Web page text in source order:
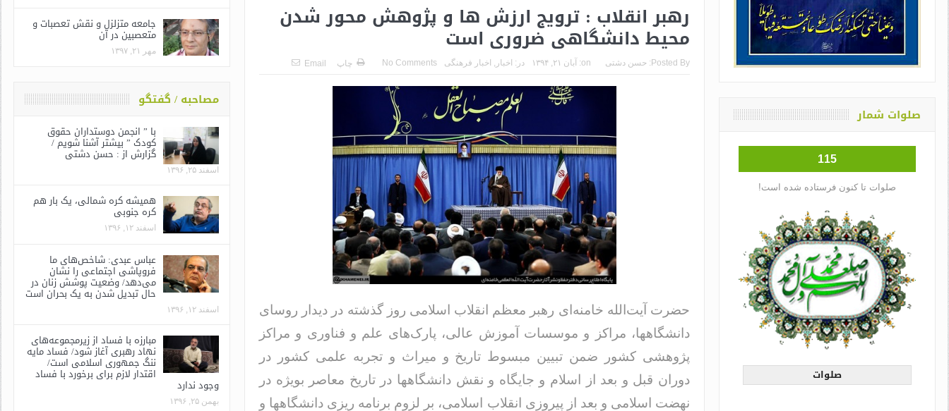
رهبر انقلاب : ترویج ارزش ها و پژوهش محور شدن
محیط دانشگاهی ضروری است
Posted By: حسن دشتی on: آبان ۲۱, ۱۳۹۴ در: اخبار , اخبار فرهنگی No Comments چاپ Email
حضرت آیت‌الله خامنه‌ای رهبر معظم انقلاب اسلامی روز گذشته در دیدار روسای
دانشگاهها، مراکز و موسسات آموزش عالی، پارک‌های علم و فناوری و مراکز
پژوهشی کشور ضمن تبیین مبسوط تاریخ و میراث و تجربه علمی کشور در
دوران قبل و بعد از اسلام و جایگاه و نقش دانشگاهها در تاریخ معاصر بویژه در
نهضت اسلامی و بعد از پیروزی انقلاب اسلامی، بر لزوم برنامه ریزی دانشگاهها و
جامعه متزلزل و نقش تعصبات و
متعصبین در آن
مهر ۲۱, ۱۳۹۷
مصاحبه / گفتگو
با ” انجمن دوستداران حقوق
کودک ” بیشتر آشنا شویم /
گزارش از : حسن دشتی
اسفند ۲۵, ۱۳۹۶
همیشه کره شمالی، یک بار هم
کره جنوبی
اسفند ۱۲, ۱۳۹۶
عباس عبدی: شاخص‌های ما
فروپاشی اجتماعی را نشان
می‌دهد/ وضعیت پوشش زنان در
حال تبدیل شدن به یک بحران است
اسفند ۱۲, ۱۳۹۶
مبارزه با فساد از زیرمجموعه‌های
نهاد رهبری آغاز شود/ فساد مایه
ننگ جمهوری اسلامی است/
اقتدار لازم برای برخورد با فساد
وجود ندارد
بهمن ۲۵, ۱۳۹۶
صلوات شمار
115
صلوات تا کنون فرستاده شده است!
صلوات